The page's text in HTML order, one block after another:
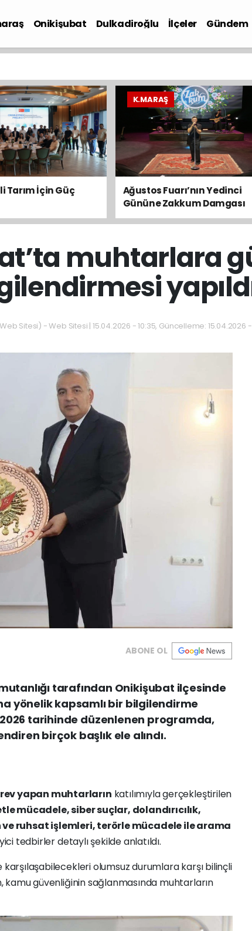
Onikişubat Dulkadiroğlu İlçeler Gündem
Tarım İçin Güç
K.MARAŞ
Ağustos Fuarı’nın Yedinci
Gününe Zakkum Damgası
muhtarlara
Sitesi) - Web Sitesi | 15.04.2026 - 10:35, Güncelleme: 15.04.2026 -
ABONE OL
tarafından Onikişubat ilçesinde
yönelik kapsamlı bir bilgilendirme
tarihinde düzenlenen programda,
birçok başlık ele alındı.
yapan muhtarların katılımıyla gerçekleştirilen
mücadele, siber suçlar, dolandırıcılık,
ruhsat işlemleri, terörle mücadele ile arama
tedbirler detaylı şekilde anlatıldı.
olumsuz durumlara karşı bilinçli
güvenliğinin sağlanmasında muhtarların